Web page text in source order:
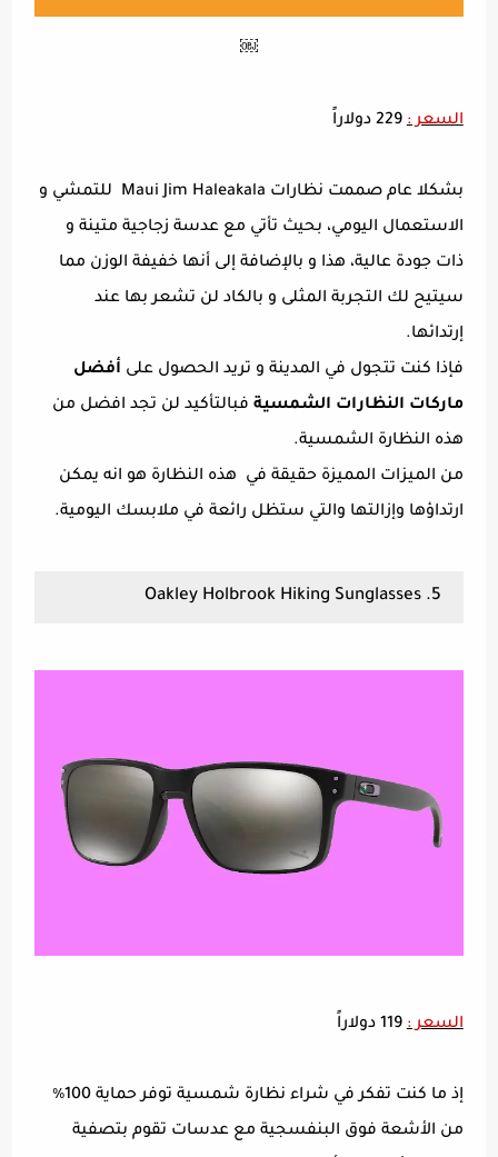
￼
السعر :229 دولاراً
بشكلا عام صممت نظارات Maui Jim Haleakala للتمشي و
الاستعمال اليومي، بحيث تأتي مع عدسة زجاجية متينة و
ذات جودة عالية، هذا و بالإضافة إلى أنها خفيفة الوزن مما
سيتيح لك التجربة المثلى و بالكاد لن تشعر بها عند
إرتدائها.
فإذا كنت تتجول في المدينة و تريد الحصول على أفضل
ماركات النظارات الشمسية فبالتأكيد لن تجد افضل من
هذه النظارة الشمسية.
من الميزات المميزة حقيقة في هذه النظارة هو انه يمكن
ارتداؤها وإزالتها والتي ستظل رائعة في ملابسك اليومية.
5. Oakley Holbrook Hiking Sunglasses
السعر :119 دولاراً
إذ ما كنت تفكر في شراء نظارة شمسية توفر حماية 100٪
من الأشعة فوق البنفسجية مع عدسات تقوم بتصفية